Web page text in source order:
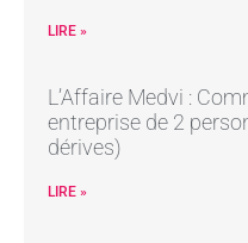
LIRE »
L’Affaire Medvi :
entreprise de 2
dérives)
LIRE »